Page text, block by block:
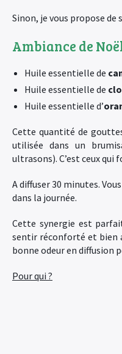
Sinon, je vous propose de
Ambiance de
Huile essentielle de
Huile essentielle de
Huile essentielle d’
Cette quantité de
utilisée dans un
ultrasons). C’est ceux
A diffuser 30 minutes.
dans la journée.
Cette synergie est
sentir réconforté et bien
bonne odeur en diffusion
Pour qui ?